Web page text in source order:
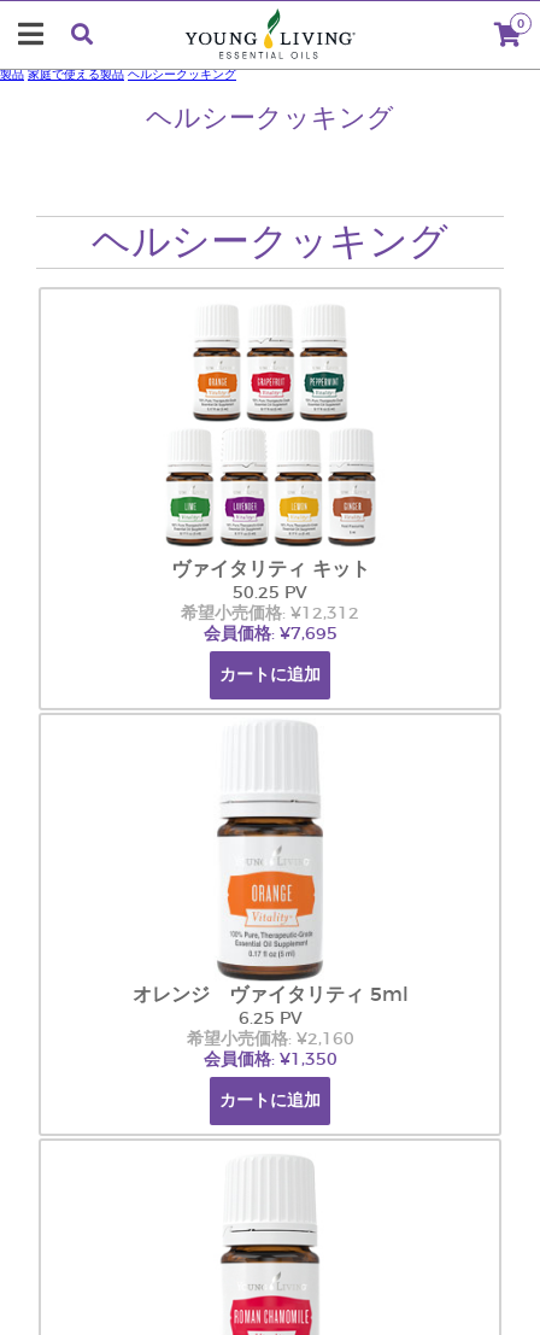
0
ヘルシークッキング
製品 家庭で使える製品 ヘルシークッキング
ヘルシークッキング
ヴァイタリティ キット
50.25 PV
希望小売価格: ¥12,312
会員価格: ¥7,695
カートに追加
オレンジ ヴァイタリティ 5ml
6.25 PV
希望小売価格: ¥2,160
会員価格: ¥1,350
カートに追加